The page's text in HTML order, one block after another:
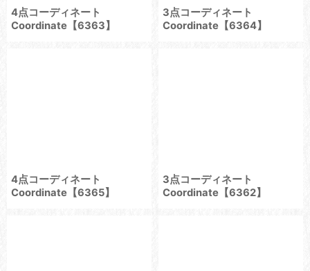
4点コーディネート
Coordinate【6363】
3点コーディネート
Coordinate【6364】
4点コーディネート
Coordinate【6365】
3点コーディネート
Coordinate【6362】